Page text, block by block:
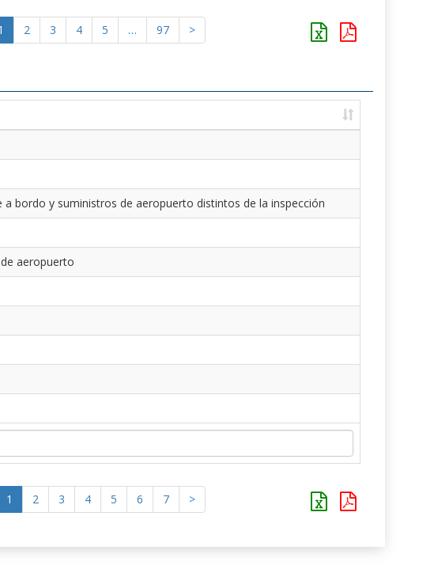
2 3 4 5 … 97 >
bordo y suministros de aeropuerto distintos de la inspección
aeropuerto
1 2 3 4 5 6 7 >